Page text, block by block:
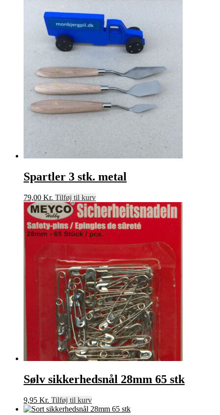
Spartler 3 stk. metal
79,00 Kr. Tilføj til kurv
Sølv sikkerhedsnål 28mm 65 stk
9,95 Kr. Tilføj til kurv